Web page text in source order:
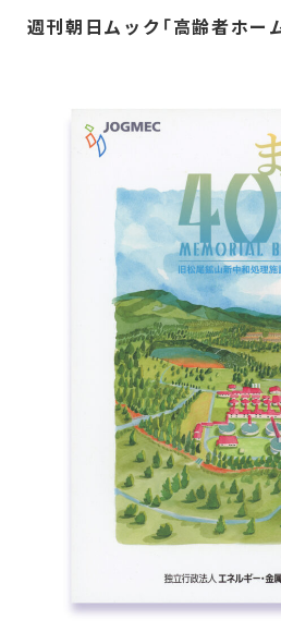
週刊朝日ムック「高齢者ホー